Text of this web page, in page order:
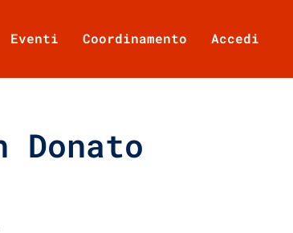
Eventi Coordinamento Accedi